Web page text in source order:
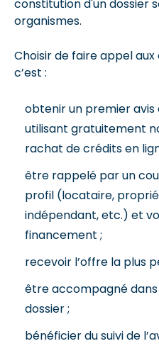
constitution d'un dossier
organismes.
Choisir de faire appel
c’est :
obtenir un premier
utilisant gratuitement
rachat de crédits en
être rappelé par un
profil (locataire,
indépendant, etc.) et
financement ;
recevoir l’offre la plus
être accompagné
dossier ;
bénéficier du suivi de